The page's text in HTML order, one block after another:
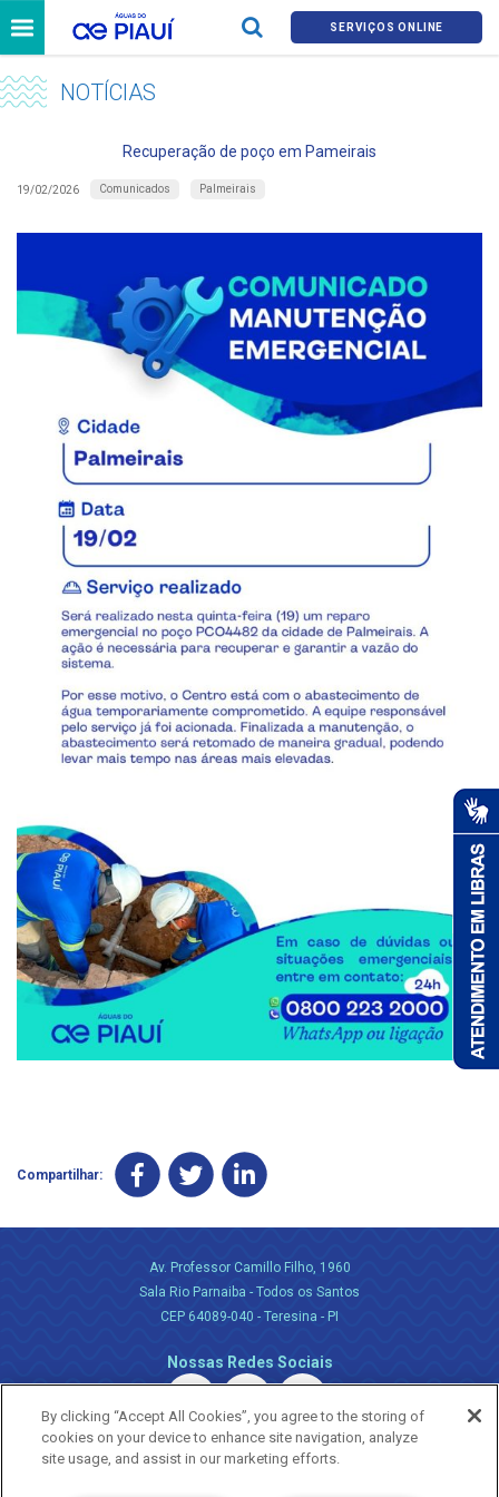
SERVIÇOS ONLINE
NOTÍCIAS
Recuperação de poço em Pameirais
19/02/2026 Comunicados Palmeirais
Compartilhar:
Av. Professor Camillo Filho, 1960
Sala Rio Parnaiba - Todos os Santos
CEP 64089-040 - Teresina - PI
Nossas Redes Sociais
By clicking “Accept All Cookies”, you agree to the storing of
cookies on your device to enhance site navigation, analyze
site usage, and assist in our marketing efforts.